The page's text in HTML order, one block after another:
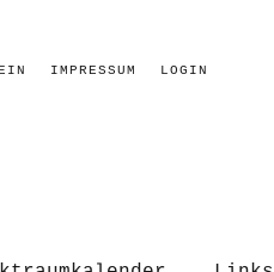
IMPRESSUM LOGIN